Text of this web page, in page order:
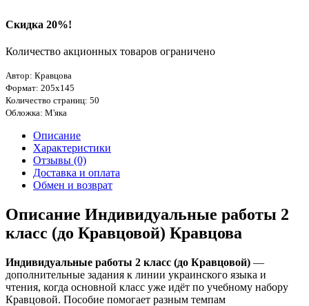
Скидка 20%!
Количество акционных товаров ограничено
Автор: Кравцова
Формат: 205х145
Количество страниц: 50
Обложка: М'яка
Описание
Характеристики
Отзывы (0)
Доставка и оплата
Обмен и возврат
Описание Индивидуальные работы 2
класс (до Кравцовой) Кравцова
Индивидуальные работы 2 класс (до Кравцовой) —
дополнительные задания к линии украинского языка и
чтения, когда основной класс уже идёт по учебному набору
Кравцовой. Пособие помогает разным темпам